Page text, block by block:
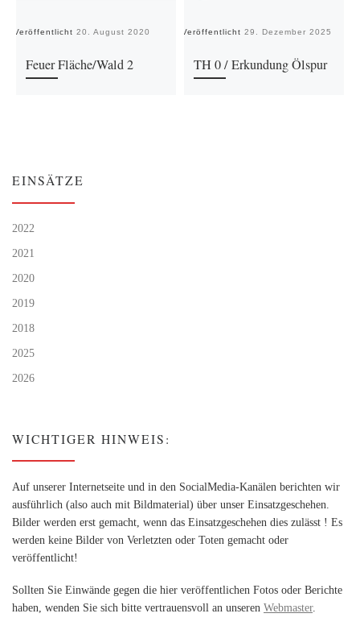
Veröffentlicht 20. August 2020
Feuer Fläche/Wald 2
Veröffentlicht 29. Dezember 2025
TH 0 / Erkundung Ölspur
EINSÄTZE
2022
2021
2020
2019
2018
2025
2026
WICHTIGER HINWEIS:
Auf unserer Internetseite und in den SocialMedia-Kanälen berichten wir
ausführlich (also auch mit Bildmaterial) über unser Einsatzgeschehen.
Bilder werden erst gemacht, wenn das Einsatzgeschehen dies zulässt ! Es
werden keine Bilder von Verletzten oder Toten gemacht oder
veröffentlicht!
Sollten Sie Einwände gegen die hier veröffentlichen Fotos oder Berichte
haben, wenden Sie sich bitte vertrauensvoll an unseren Webmaster.